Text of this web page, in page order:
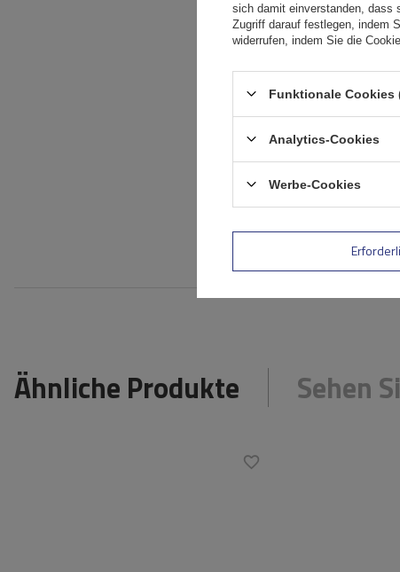
Ihr Produktfoto
hinzufügen:
Ihr Vorname
Ihre E-Mail-Adresse
Ähnliche Produkte Sehen
sich damit einverstanden, dass
Zugriff darauf festlegen, indem
widerrufen, indem Sie die
Funktionale Cookies
Analytics-Cookies
Werbe-Cookies